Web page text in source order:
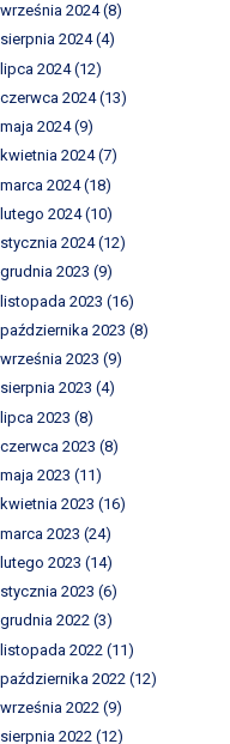
września 2024(8)
sierpnia 2024(4)
lipca 2024(12)
czerwca 2024(13)
maja 2024(9)
kwietnia 2024(7)
marca 2024(18)
lutego 2024(10)
stycznia 2024(12)
grudnia 2023 (9)
listopada 2023 (16)
października 2023 (8)
września 2023 (9)
sierpnia 2023 (4)
lipca 2023 (8)
czerwca 2023 (8)
maja 2023 (11)
kwietnia 2023 (16)
marca 2023 (24)
lutego 2023 (14)
stycznia 2023 (6)
grudnia 2022 (3)
listopada 2022 (11)
października 2022 (12)
września 2022 (9)
sierpnia 2022 (12)